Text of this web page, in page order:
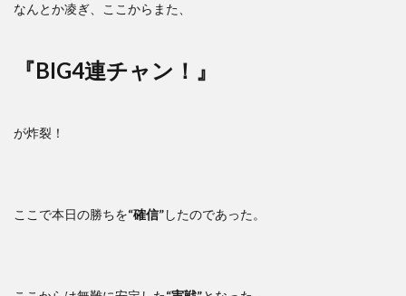
なんとか凌ぎ、ここからまた、
『BIG4連チャン！』
が炸裂！
ここで本日の勝ちを“確信”したのであった。